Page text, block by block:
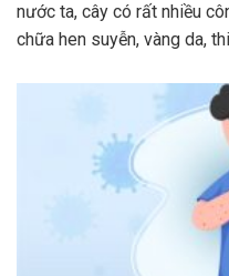
nước ta, cây có rất nhiều
chữa hen suyễn, vàng da,